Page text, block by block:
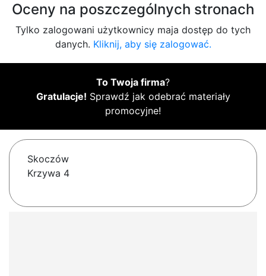
Oceny na poszczególnych stronach
Tylko zalogowani użytkownicy maja dostęp do tych
danych. Kliknij, aby się zalogować.
To Twoja firma?
Gratulacje! Sprawdź jak odebrać materiały
promocyjne!
Skoczów
Krzywa 4